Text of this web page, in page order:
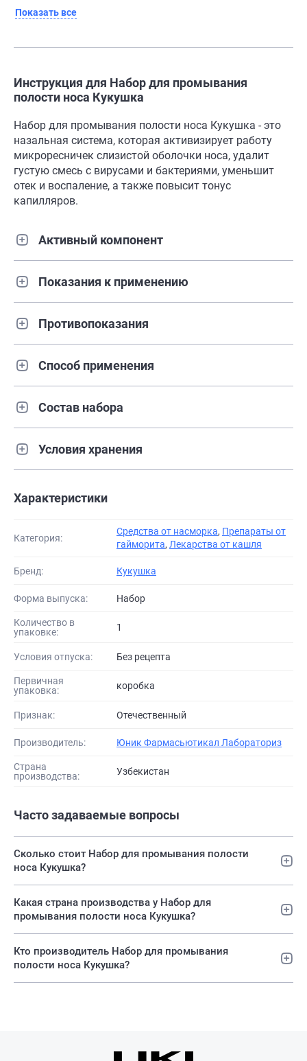
Показать все
Инструкция для Набор для промывания
полости носа Кукушка
Набор для промывания полости носа Кукушка - это
назальная система, которая активизирует работу
микроресничек слизистой оболочки носа, удалит
густую смесь с вирусами и бактериями, уменьшит
отек и воспаление, а также повысит тонус
капилляров.
Активный компонент
Показания к применению
Противопоказания
Способ применения
Состав набора
Условия хранения
Характеристики
Категория:
Средства от насморка, Препараты от
гайморита, Лекарства от кашля
Бренд: Кукушка
Форма выпуска: Набор
Количество в
упаковке:
1
Условия отпуска: Без рецепта
Первичная
упаковка:
коробка
Признак: Отечественный
Производитель: Юник Фармасьютикал Лабораториз
Страна
производства:
Узбекистан
Часто задаваемые вопросы
Сколько стоит Набор для промывания полости
носа Кукушка?
Какая страна производства у Набор для
промывания полости носа Кукушка?
Кто производитель Набор для промывания
полости носа Кукушка?